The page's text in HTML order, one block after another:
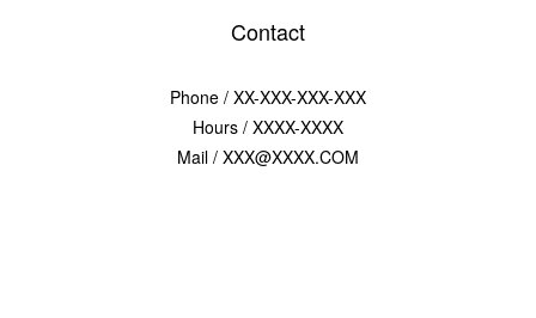
Contact
Phone / XX-XXX-XXX-XXX
Hours / XXXX-XXXX
Mail / XXX@XXXX.COM